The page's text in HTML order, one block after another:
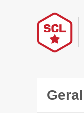
Geral